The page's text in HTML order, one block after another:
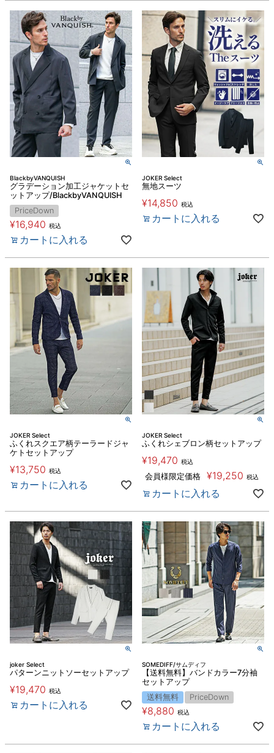
BlackbyVANQUISH
グラデーション加工ジャケットセ
ットアップ/BlackbyVANQUISH
PriceDown
¥16,940 税込
カートに入れる
JOKER Select
無地スーツ
¥14,850 税込
カートに入れる
JOKER Select
ふくれスクエア柄テーラードジャ
ケトセットアップ
¥13,750 税込
カートに入れる
JOKER Select
ふくれシェブロン柄セットアップ
¥19,470 税込
会員様限定価格 ¥19,250 税込
カートに入れる
joker Select
パターンニットソーセットアップ
¥19,470 税込
カートに入れる
SOMEDIFF/サムディフ
【送料無料】バンドカラー7分袖
セットアップ
送料無料
PriceDown
¥8,880 税込
カートに入れる